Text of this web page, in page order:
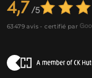
4,7
63479 avis - certifié par